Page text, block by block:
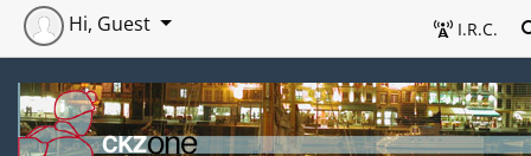
I.R.C.
Hi, Guest